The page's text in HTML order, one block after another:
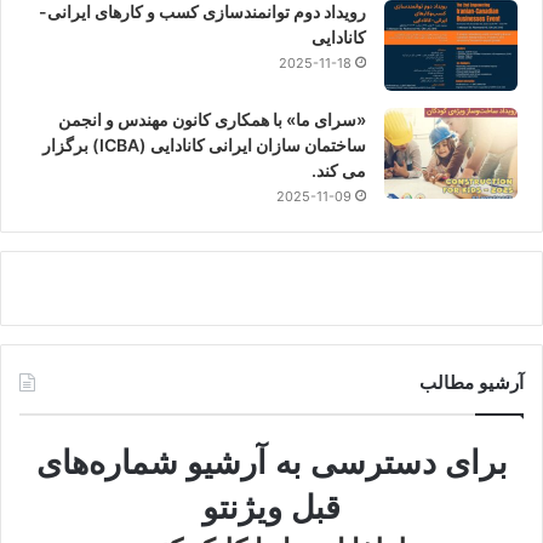
گلخانه‌ای در بخش حمل‌ونقل به میزان 12 مگاتن CO2 تا سال 2030
سبک در کانادا ثبت شده است. خودروهای برقی اکنون با فروش
168000 خودرو، بخش کوچکی از بازار را به خود اختصاص داده اند.
این باید فوراً تغییر کند. کانادا قصد دارد تا سال 2030، از مجموع 12
مگاتن، انتشار گازهای گلخانه ای ناشی از وسایل نقلیه سبک را به
موتور احتراق داخلی یا تقریباً 7 درصد از ناوگان وسایل نقلیه است.
رویداد دوم توانمندسازی کسب و کارهای ایرانی-
کانادایی
2025-11-18
«سرای ما» با همکاری کانون مهندس و انجمن
ساختمان سازان ایرانی کانادایی (ICBA) برگزار
می کند.
2025-11-09
آرشیو مطالب
برای دسترسی به آرشیو شماره‌های
قبل ویژنتو